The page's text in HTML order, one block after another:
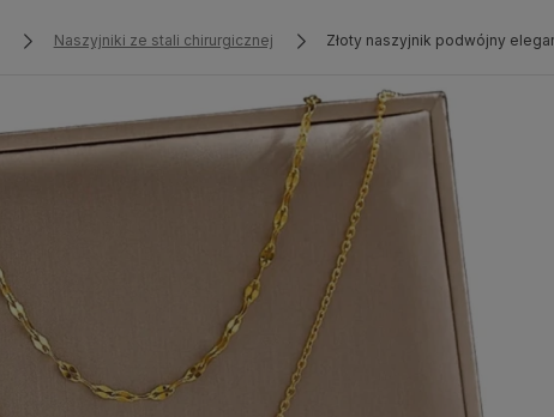
Naszyjniki ze stali chirurgicznej Złoty naszyjnik podwójny